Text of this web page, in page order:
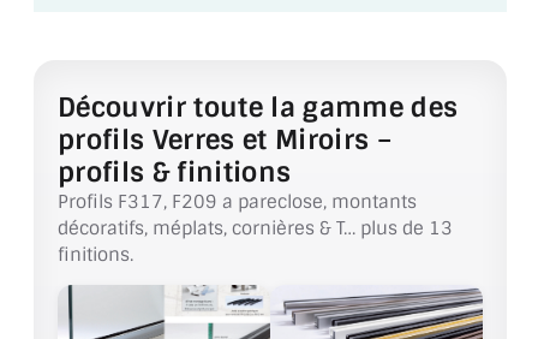
PORTE EN VERRE
GARDE CORPS EN VERRE
VERRIÈRE TYPE ATELIER
VERRES TEXTURÉS
Découvrir toute la gamme des
profils Verres et Miroirs –
profils & finitions
Profils F317, F209 a pareclose, montants
décoratifs, méplats, cornières & T… plus de 13
finitions.